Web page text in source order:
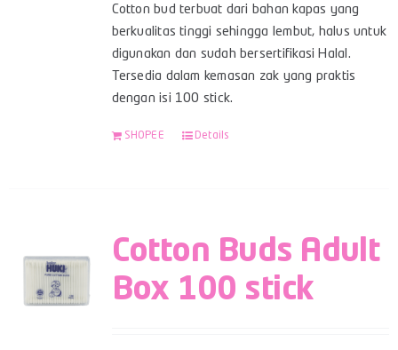
Cotton bud terbuat dari bahan kapas yang
berkualitas tinggi sehingga lembut, halus untuk
digunakan dan sudah bersertifikasi Halal.
Tersedia dalam kemasan zak yang praktis
dengan isi 100 stick.
SHOPEE Details
Cotton Buds Adult
Box 100 stick